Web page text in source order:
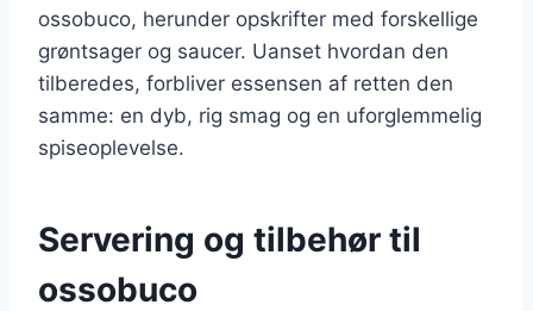
ossobuco, herunder opskrifter med forskellige
grøntsager og saucer. Uanset hvordan den
tilberedes, forbliver essensen af retten den
samme: en dyb, rig smag og en uforglemmelig
spiseoplevelse.
Servering og tilbehør til
ossobuco